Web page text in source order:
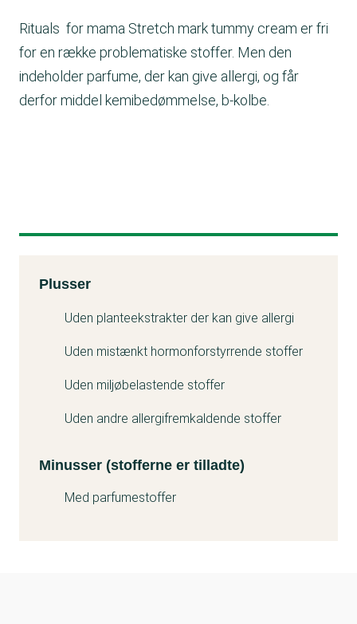
Rituals for mama Stretch mark tummy cream er fri
for en række problematiske stoffer. Men den
indeholder parfume, der kan give allergi, og får
derfor middel kemibedømmelse, b-kolbe.
Kemitest
Plusser
Uden planteekstrakter der kan give allergi
Uden mistænkt hormonforstyrrende stoffer
Uden miljøbelastende stoffer
Uden andre allergifremkaldende stoffer
Minusser (stofferne er tilladte)
Med parfumestoffer